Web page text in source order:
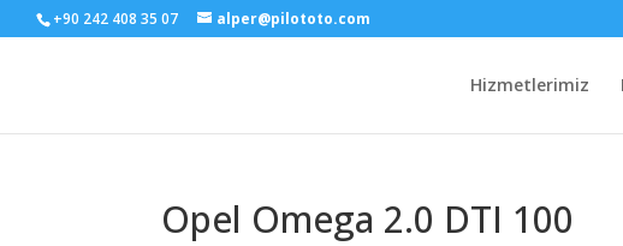
+90 242 408 35 07 alper@pilototo.com
Hizmetlerimiz
Opel Omega 2.0 DTI 100